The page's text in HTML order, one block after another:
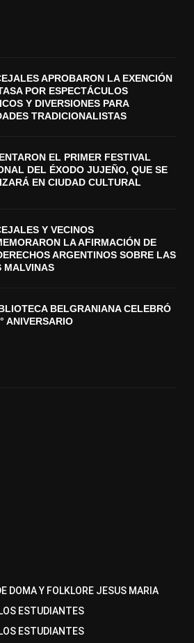
APROBARON LA EXENCIÓN
POR ESPECTÁCULOS
Y DIVERSIONES PARA
TRADICIONALISTAS
EL PRIMER FESTIVAL
DEL ÉXODO JUJEÑO, QUE SE
EN CIUDAD CULTURAL
Y VECINOS
LA AFIRMACIÓN DE
ARGENTINOS SOBRE LAS
MALVINAS
BELGRANIANA CELEBRÓ
ANIVERSARIO
DOMA Y FOLKLORE JESUS MARIA
ESTUDIANTES
ESTUDIANTES